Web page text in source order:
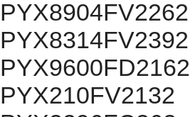
PYX8904FV2262
PYX8314FV2392
PYX9600FD2162
PYX210FV2132